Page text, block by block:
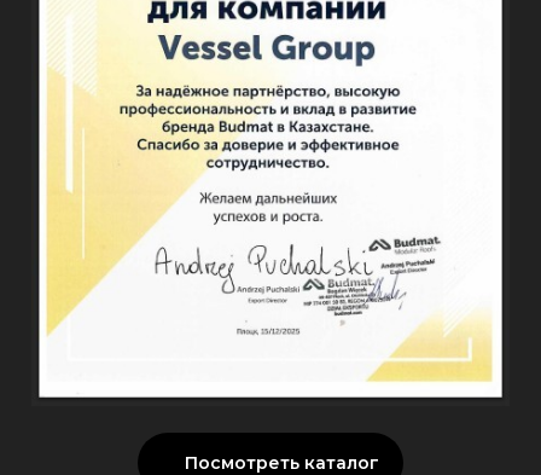
Посмотреть каталог